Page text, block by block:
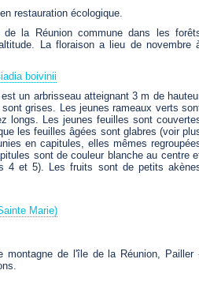
restauration écologique.
de la Réunion commune dans les
La floraison a lieu de novembre
boivinii
un arbrisseau atteignant 3 m de
grises. Les jeunes rameaux verts
longs. Les jeunes feuilles sont
les feuilles âgées sont glabres (voir
en capitules, elles mêmes
sont de couleur blanche au centre
4 et 5). Les fruits sont de petits
Marie)
montagne de l'île de la Réunion, Pailler